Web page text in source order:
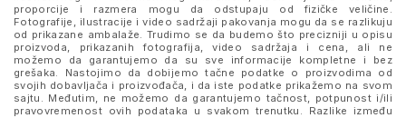
proporcije i razmera mogu da odstupaju od fizičke veličine.
Fotografije, ilustracije i video sadržaji pakovanja mogu da se razlikuju
od prikazane ambalaže. Trudimo se da budemo što precizniji u opisu
proizvoda, prikazanih fotografija, video sadržaja i cena, ali ne
možemo da garantujemo da su sve informacije kompletne i bez
grešaka. Nastojimo da dobijemo tačne podatke o proizvodima od
svojih dobavljača i proizvođača, i da iste podatke prikažemo na svom
sajtu. Međutim, ne možemo da garantujemo tačnost, potpunost i/ili
pravovremenost ovih podataka u svakom trenutku. Razlike između